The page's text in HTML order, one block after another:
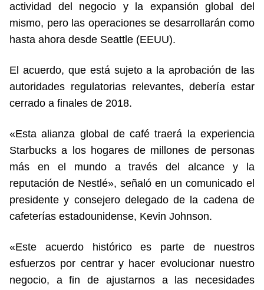
actividad del negocio y la expansión global del
mismo, pero las operaciones se desarrollarán como
hasta ahora desde Seattle (EEUU).
El acuerdo, que está sujeto a la aprobación de las
autoridades regulatorias relevantes, debería estar
cerrado a finales de 2018.
«Esta alianza global de café traerá la experiencia
Starbucks a los hogares de millones de personas
más en el mundo a través del alcance y la
reputación de Nestlé», señaló en un comunicado el
presidente y consejero delegado de la cadena de
cafeterías estadounidense, Kevin Johnson.
«Este acuerdo histórico es parte de nuestros
esfuerzos por centrar y hacer evolucionar nuestro
negocio, a fin de ajustarnos a las necesidades